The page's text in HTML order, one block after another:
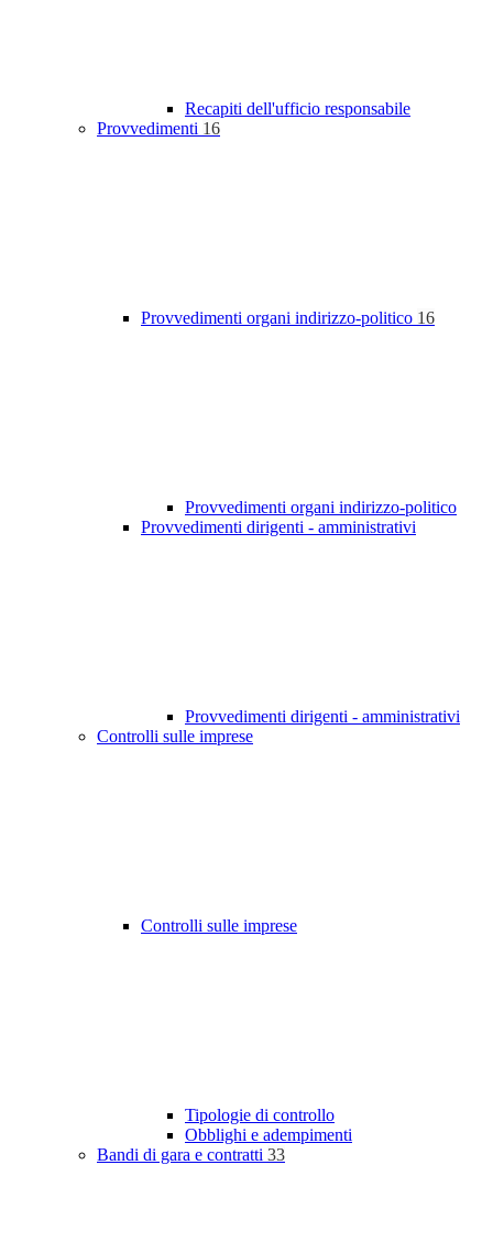
Recapiti dell'ufficio responsabile
Provvedimenti 16
Provvedimenti organi indirizzo-politico 16
Provvedimenti organi indirizzo-politico
Provvedimenti dirigenti - amministrativi
Provvedimenti dirigenti - amministrativi
Controlli sulle imprese
Controlli sulle imprese
Tipologie di controllo
Obblighi e adempimenti
Bandi di gara e contratti 33